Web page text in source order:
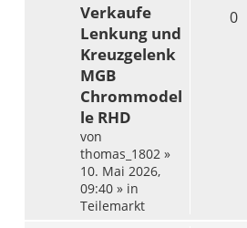
Verkaufe
Lenkung und
Kreuzgelenk
MGB
Chrommodel
le RHD
von
thomas_1802 »
10. Mai 2026,
09:40 » in
Teilemarkt
0